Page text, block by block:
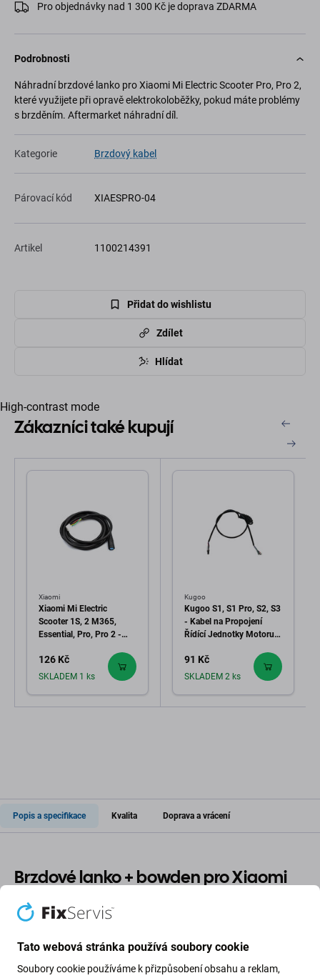
Pro objednávky nad 1 300 Kč je doprava ZDARMA
Podrobnosti
Náhradní brzdové lanko pro Xiaomi Mi Electric Scooter Pro, Pro 2,
které využijete při opravě elektrokoloběžky, pokud máte problémy
s brzděním. Aftermarket náhradní díl.
Kategorie Brzdový kabel
Párovací kód XIAESPRO-04
Artikel 1100214391
Přidat do wishlistu
Zdílet
Hlídat
High-contrast mode
Zákazníci také kupují
Xiaomi
Xiaomi Mi Electric
Scooter 1S, 2 M365,
Essential, Pro, Pro 2 -
126 Kč
SKLADEM 1 ks
Kugoo
Kugoo S1, S1 Pro, S2, S3
- Kabel na Propojení
Řídící Jednotky Motoru a
91 Kč
SKLADEM 2 ks
Popis a specifikace Kvalita Doprava a vrácení
Brzdové lanko + bowden pro Xiaomi
Mi Electric Scooter Pro, Pro 2
Pokud vaše
elektrická koloběžka Xiaomi Mi Electric
špatně brzdí
nebo potřebujete upgrade
pro lepšíkontrolu rychlosti, je totobrzdové lanko
Tato webová stránka používá soubory cookie
Soubory cookie používáme k přizpůsobení obsahu a reklam,